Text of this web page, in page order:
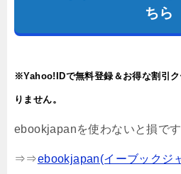
ちら
※Yahoo!IDで無料登録＆お得な割引
りません。
ebookjapanを使わないと損です
⇒⇒ebookjapan(イーブックジ